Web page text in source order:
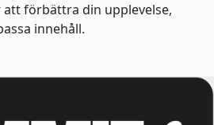
förbättra din upplevelse,
innehåll.